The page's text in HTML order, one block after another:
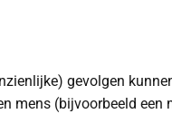
gevolgen
mens (bijvoorbeeld een